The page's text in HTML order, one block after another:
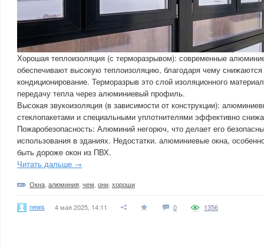
Хорошая теплоизоляция (с терморазрывом): современные
обеспечивают высокую теплоизоляцию, благодаря чему снижаются
кондиционирование. Терморазрыв это слой изоляционного
передачу тепла через алюминиевый профиль.
Высокая звукоизоляция (в зависимости от конструкции):
стеклопакетами и специальными уплотнителями эффективно
Пожаробезопасность: Алюминий негорюч, что делает его
использования в зданиях. Недостатки. алюминиевые окна,
быть дороже окон из ПВХ.
Читать дальше →
Окна алюминия чем они хороши
news 4 мая 2025, 14:11 0 1356